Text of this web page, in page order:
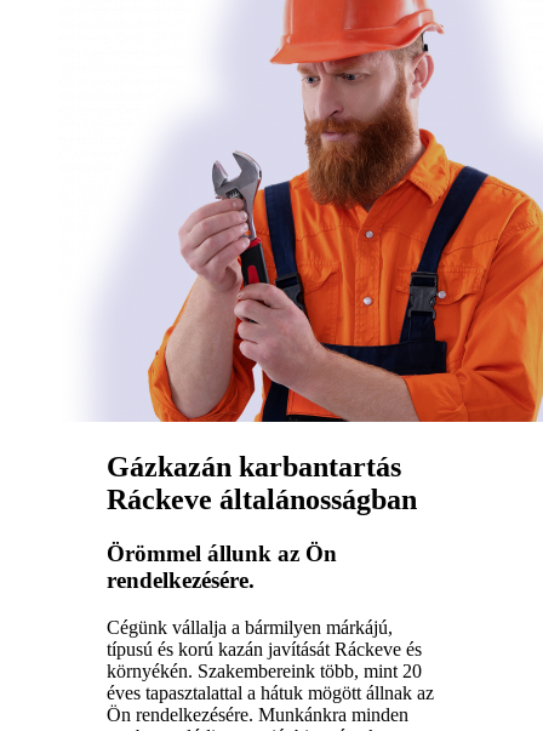
Gázkazán karbantartás
Ráckeve általánosságban
Örömmel állunk az Ön
rendelkezésére.
Cégünk vállalja a bármilyen márkájú,
típusú és korú kazán javítását Ráckeve és
környékén. Szakembereink több, mint 20
éves tapasztalattal a hátuk mögött állnak az
Ön rendelkezésére. Munkánkra minden